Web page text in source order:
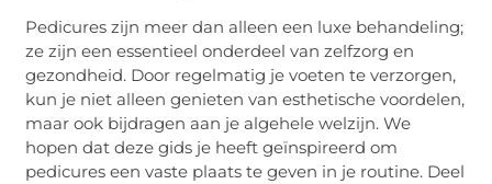
Pedicures zijn meer dan alleen een luxe behandeling;
ze zijn een essentieel onderdeel van zelfzorg en
gezondheid. Door regelmatig je voeten te verzorgen,
kun je niet alleen genieten van esthetische voordelen,
maar ook bijdragen aan je algehele welzijn. We
hopen dat deze gids je heeft geïnspireerd om
pedicures een vaste plaats te geven in je routine. Deel